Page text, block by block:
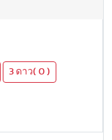
3 ดาว( 0 )